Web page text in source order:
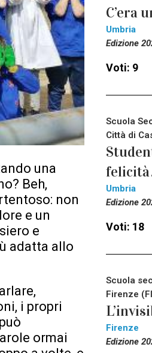
una
Beh,
non
e un
e
adatta allo
i propri
ormai
C’era
Umbria
Edizione
Voti: 9
Scuola
Città di
Umbria
Edizione
Voti: 18
Scuola
Firenze
Firenze
Edizione